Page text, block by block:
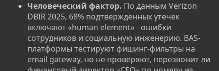
Человеческий фактор. По данным Verizon
DBIR 2025, 68% подтверждённых утечек
включают «human element» - ошибки
сотрудников и социальную инженерию. BAS-
платформы тестируют фишинг-фильтры на
email gateway, но не проверяют, перезвонит ли